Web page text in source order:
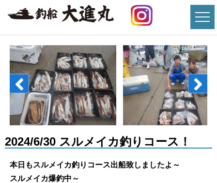
2024/6/30 スルメイカ釣りコース！
本日もスルメイカ釣りコース出船致しましたよ～
スルメイカ爆釣中～